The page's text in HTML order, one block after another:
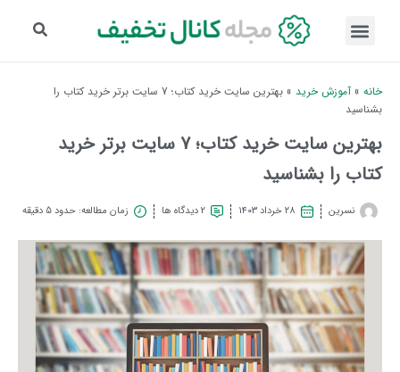
خانه » آموزش خرید »
بهترین سایت خرید کتاب؛ 7 سایت برتر خرید کتاب را
بشناسید
بهترین سایت خرید کتاب؛ 7 سایت برتر خرید
کتاب را بشناسید
نسرین ۲۸ خرداد ۱۴۰۳ 2 دیدگاه ها زمان مطالعه: حدود 5 دقیقه